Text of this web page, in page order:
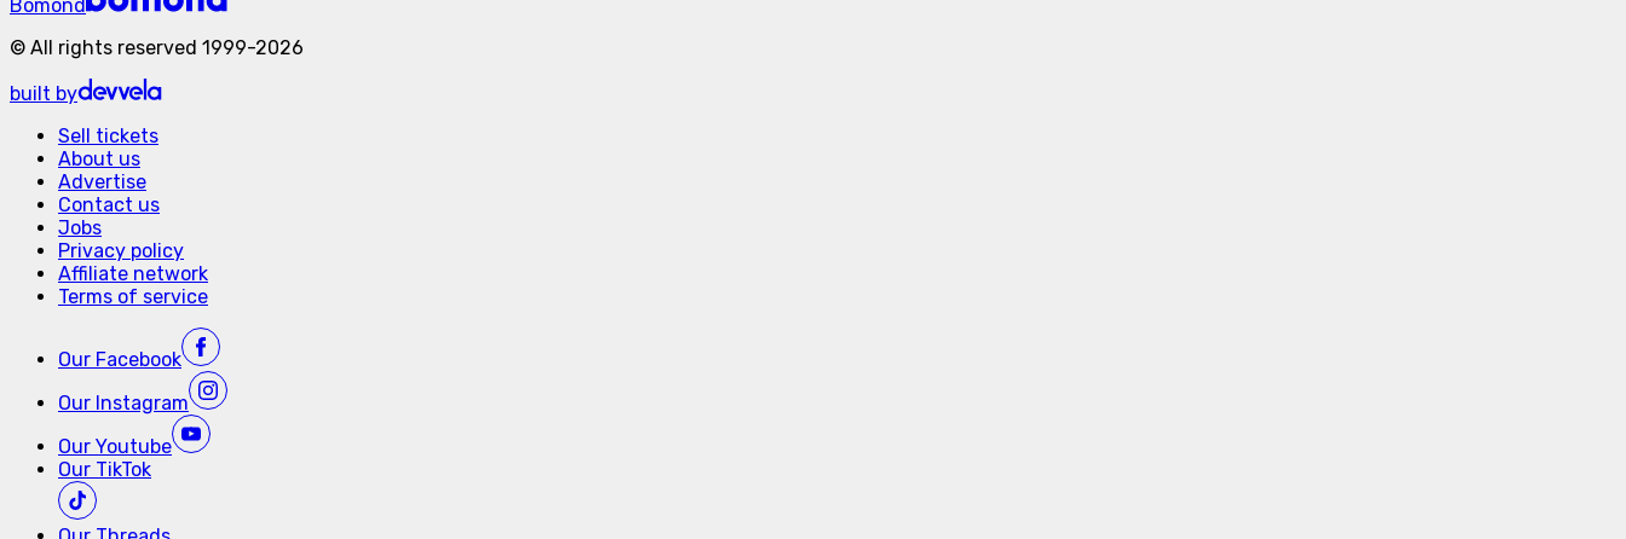
Bomond
© All rights reserved 1999-2026
built by
Sell tickets
About us
Advertise
Contact us
Jobs
Privacy policy
Affiliate network
Terms of service
Our Facebook
Our Instagram
Our Youtube
Our TikTok